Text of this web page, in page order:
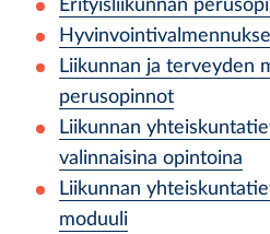
Erityisliikunnan
Liikunnan ja terveyden
perusopinnot
Liikunnan
valinnaisina opintoina
Liikunnan
moduuli